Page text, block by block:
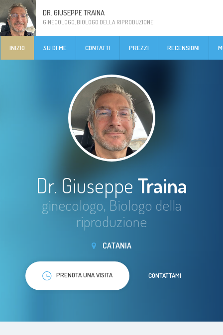
DR. GIUSEPPE TRAINA
GINECOLOGO, BIOLOGO DELLA RIPRODUZIONE
INIZIO SU DI ME CONTATTI PREZZI RECENSIONI
Dr. Giuseppe Traina
ginecologo, Biologo della
riproduzione
CATANIA
PRENOTA UNA VISITA CONTATTAMI